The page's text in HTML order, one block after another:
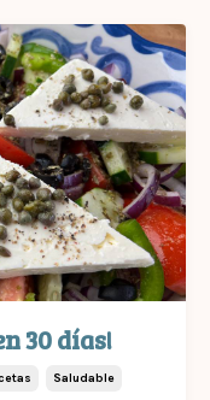
30 días!
Saludable